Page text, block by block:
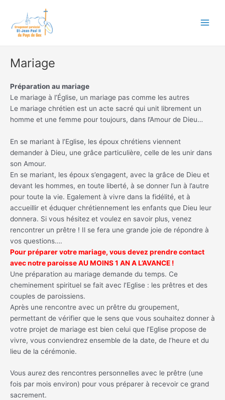
contenu
Mariage
Préparation au mariage
Le mariage à l’Église, un mariage pas comme les autres
Le mariage chrétien est un acte sacré qui unit librement un
homme et une femme pour toujours, dans l’Amour de Dieu…
En se mariant à l’Eglise, les époux chrétiens viennent
demander à Dieu, une grâce particulière, celle de les unir dans
son Amour.
En se mariant, les époux s’engagent, avec la grâce de Dieu et
devant les hommes, en toute liberté, à se donner l’un à l’autre
pour toute la vie. Egalement à vivre dans la fidélité, et à
accueillir et éduquer chrétiennement les enfants que Dieu leur
donnera. Si vous hésitez et voulez en savoir plus, venez
rencontrer un prêtre ! Il se fera une grande joie de répondre à
vos questions….
Pour préparer votre mariage, vous devez prendre contact
avec notre paroisse AU MOINS 1 AN A L’AVANCE !
Une préparation au mariage demande du temps. Ce
cheminement spirituel se fait avec l’Eglise : les prêtres et des
couples de paroissiens.
Après une rencontre avec un prêtre du groupement,
permettant de vérifier que le sens que vous souhaitez donner à
votre projet de mariage est bien celui que l’Eglise propose de
vivre, vous conviendrez ensemble de la date, de l’heure et du
lieu de la cérémonie.
Vous aurez des rencontres personnelles avec le prêtre (une
fois par mois environ) pour vous préparer à recevoir ce grand
sacrement.